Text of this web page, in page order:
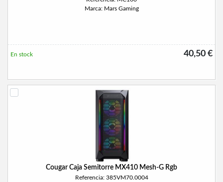
Marca: Mars Gaming
40,50 €
En stock
Cougar Caja Semitorre MX410 Mesh-G Rgb
Referencia: 385VM70.0004